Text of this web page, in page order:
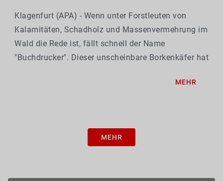
Klagenfurt (APA) - Wenn unter Forstleuten von
Kalamitäten, Schadholz und Massenvermehrung im
Wald die Rede ist, fällt schnell der Name
"Buchdrucker". Dieser unscheinbare Borkenkäfer hat
entwickelt und beeinflusst maßgeblich die Zukunft
MEHR
MEHR